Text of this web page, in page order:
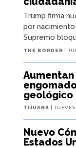
Trump firma
por
Supremo
THE BORDER |
Aumentan
geológico
TIJUANA |
Nuevo
Estados